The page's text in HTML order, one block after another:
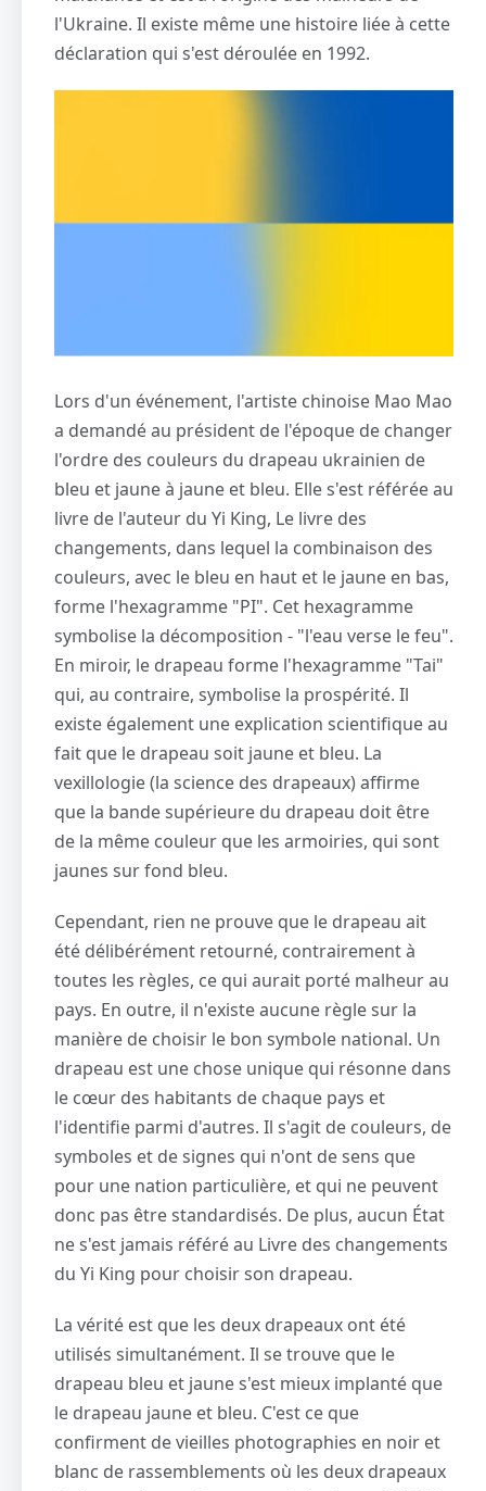
l'Ukraine. Il existe même une histoire liée à cette
déclaration qui s'est déroulée en 1992.
Lors d'un événement, l'artiste chinoise Mao Mao
a demandé au président de l'époque de changer
l'ordre des couleurs du drapeau ukrainien de
bleu et jaune à jaune et bleu. Elle s'est référée au
livre de l'auteur du Yi King, Le livre des
changements, dans lequel la combinaison des
couleurs, avec le bleu en haut et le jaune en bas,
forme l'hexagramme "PI". Cet hexagramme
symbolise la décomposition - "l'eau verse le feu".
En miroir, le drapeau forme l'hexagramme "Tai"
qui, au contraire, symbolise la prospérité. Il
existe également une explication scientifique au
fait que le drapeau soit jaune et bleu. La
vexillologie (la science des drapeaux) affirme
que la bande supérieure du drapeau doit être
de la même couleur que les armoiries, qui sont
jaunes sur fond bleu.
Cependant, rien ne prouve que le drapeau ait
été délibérément retourné, contrairement à
toutes les règles, ce qui aurait porté malheur au
pays. En outre, il n'existe aucune règle sur la
manière de choisir le bon symbole national. Un
drapeau est une chose unique qui résonne dans
le cœur des habitants de chaque pays et
l'identifie parmi d'autres. Il s'agit de couleurs, de
symboles et de signes qui n'ont de sens que
pour une nation particulière, et qui ne peuvent
donc pas être standardisés. De plus, aucun État
ne s'est jamais référé au Livre des changements
du Yi King pour choisir son drapeau.
La vérité est que les deux drapeaux ont été
utilisés simultanément. Il se trouve que le
drapeau bleu et jaune s'est mieux implanté que
le drapeau jaune et bleu. C'est ce que
confirment de vieilles photographies en noir et
blanc de rassemblements où les deux drapeaux